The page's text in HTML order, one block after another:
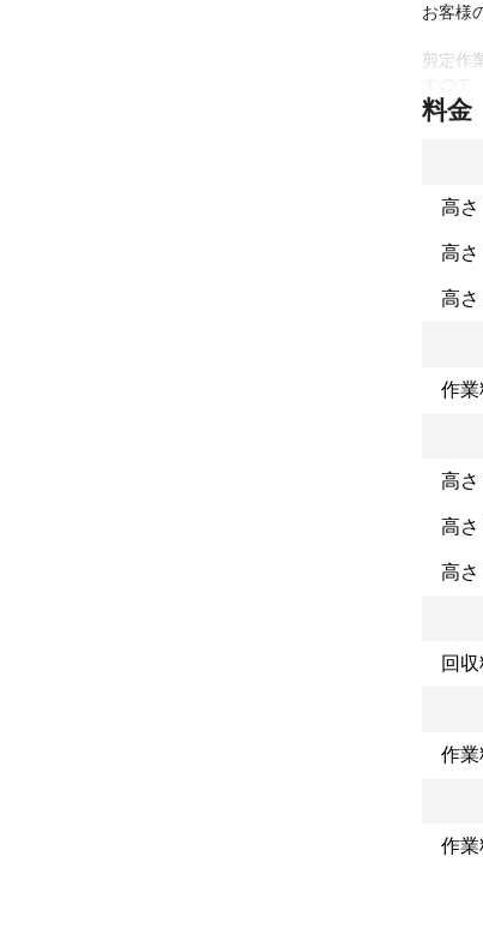
お客様
剪定作
また、
特に
・庭木
・花壇
・芝生
・レン
定期
ご請
料金
高
高
高
作
高
高
高
回
作
作